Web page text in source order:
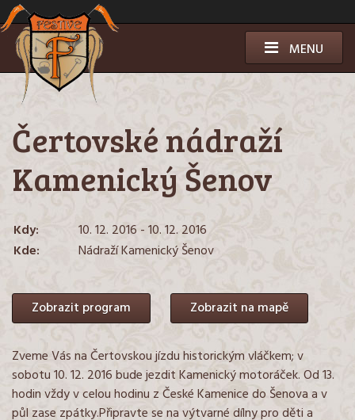
Přeskočit
k
obsahu
MENU
Čertovské nádraží
Kamenický Šenov
Kdy:
10. 12. 2016 - 10. 12. 2016
Kde:
Nádraží Kamenický Šenov
Zobrazit program Zobrazit na mapě
Zveme Vás na Čertovskou jízdu historickým vláčkem; v
sobotu 10. 12. 2016 bude jezdit Kamenický motoráček. Od 13.
hodin vždy v celou hodinu z České Kamenice do Šenova a v
půl zase zpátky.Připravte se na výtvarné dílny pro děti a